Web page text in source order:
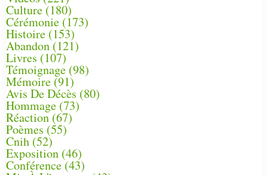
Culture(180)
Cérémonie (173)
Histoire (153)
Abandon(121)
Livres (107)
Témoignage (98)
Mémoire (91)
Avis De Décès (80)
Hommage (73)
Réaction(67)
Poèmes (55)
Cnih (52)
Exposition (46)
Conférence(43)